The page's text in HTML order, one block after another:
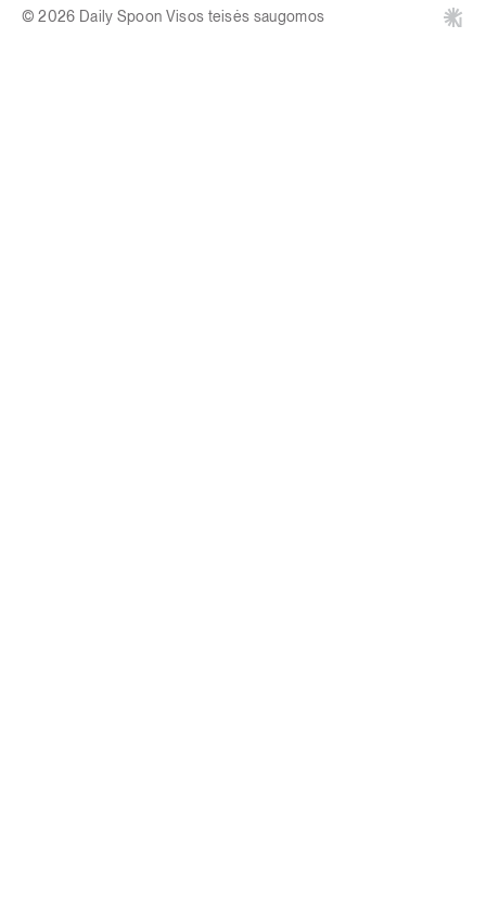
© 2026 Daily Spoon Visos teisės saugomos